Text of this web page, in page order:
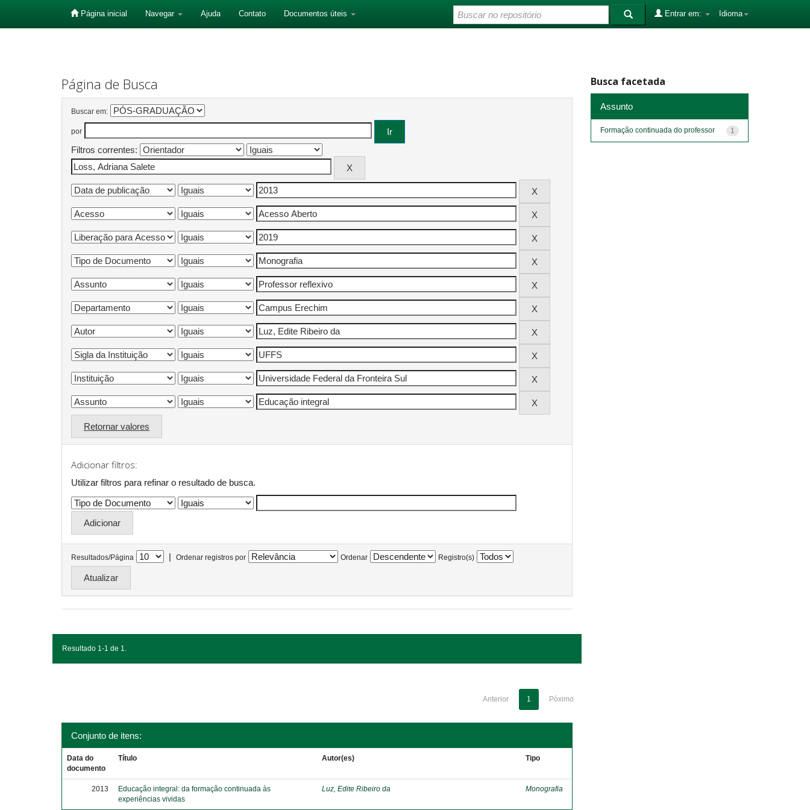
Página inicial Navegar Ajuda Contato Documentos úteis Idioma
Entrar em:
Página de Busca
Buscar em:
por
Filtros correntes:
Retornar valores
Adicionar filtros:
Utilizar filtros para refinar o resultado de busca.
Resultados/Página | Ordenar registros por Ordenar Registro(s)
Resultado 1-1 de 1.
Anterior 1 Póximo
Conjunto de itens:
Data do
documento
Título Autor(es) Tipo
2013
Educação integral: da formação continuada às
experiências vividas
Luz, Edite Ribeiro da Monografia
Busca facetada
Assunto
1
Formação continuada do professor